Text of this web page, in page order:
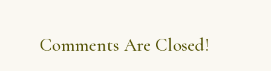
Comments Are Closed!